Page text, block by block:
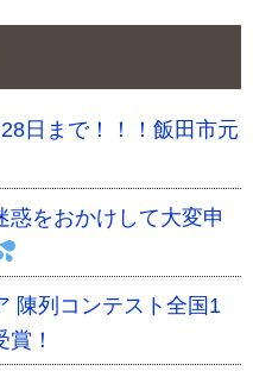
日まで！！！飯田市元
をおかけして大変申
陳列コンテスト全国1
！